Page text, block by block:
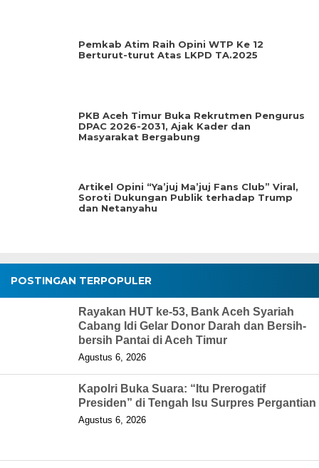
Pemkab Atim Raih Opini WTP Ke 12
Berturut-turut Atas LKPD TA.2025
PKB Aceh Timur Buka Rekrutmen Pengurus
DPAC 2026-2031, Ajak Kader dan
Masyarakat Bergabung
Artikel Opini “Ya’juj Ma’juj Fans Club” Viral,
Soroti Dukungan Publik terhadap Trump
dan Netanyahu
POSTINGAN TERPOPULER
Rayakan HUT ke-53, Bank Aceh Syariah
Cabang Idi Gelar Donor Darah dan Bersih-
bersih Pantai di Aceh Timur
Agustus 6, 2026
Kapolri Buka Suara: “Itu Prerogatif
Presiden” di Tengah Isu Surpres Pergantian
Agustus 6, 2026